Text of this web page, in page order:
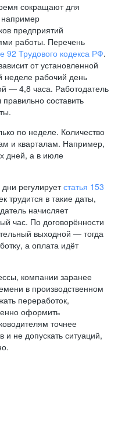
сокращают для
например
предприятий
работы. Перечень
92 Трудового кодекса РФ.
от установленной
неделе рабочий день
—4,8 часа. Работодатель
составить
по неделе. Количество
и кварталам. Например,
дней, а в июле
регулируетстатья 153
трудится в такие даты,
начисляет
час. По договорённости
выходной — тогда
а оплата идёт
компании заранее
в производственном
переработок,
оформить
точнее
и не допускать ситуаций,